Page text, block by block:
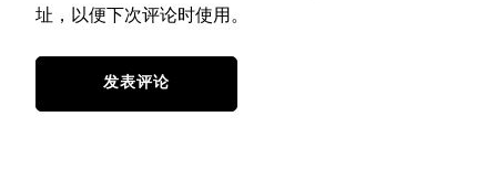
址，以便下次评论时使用。